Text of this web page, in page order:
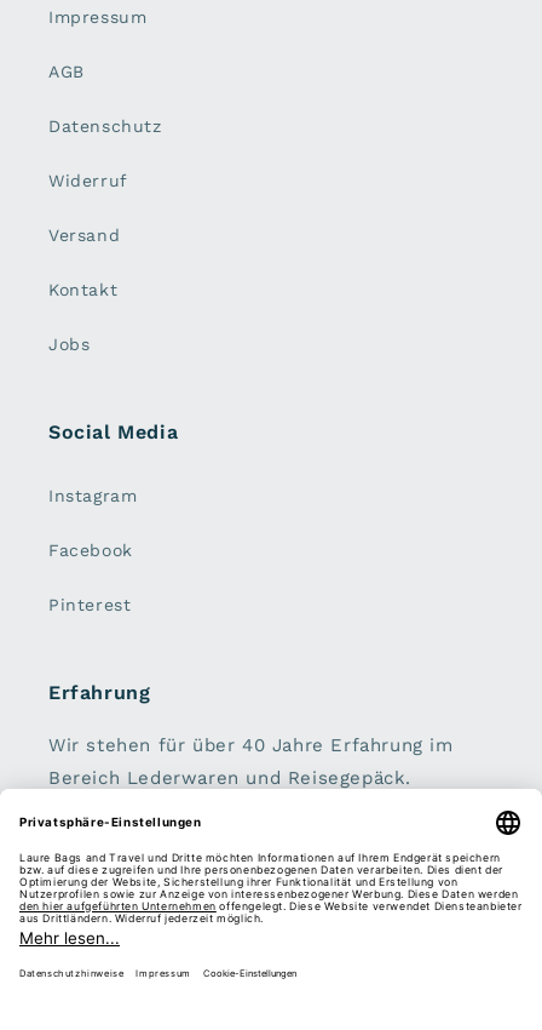
Impressum
AGB
Datenschutz
Widerruf
Versand
Kontakt
Jobs
Social Media
Instagram
Facebook
Pinterest
Erfahrung
Wir stehen für über 40 Jahre Erfahrung im
Bereich Lederwaren und Reisegepäck.
Sei dabei:
E-Mail